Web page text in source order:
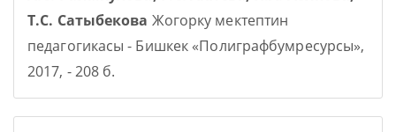
Т.С. Сатыбекова Жогорку мектептин
педагогикасы - Бишкек «Полиграфбумресурсы»,
2017, - 208 б.